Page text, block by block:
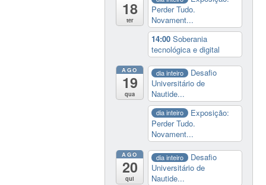
18
ter
Perder Tudo.
Novament...
14:00Soberania
tecnológica e digital
AGO
19
qua
dia inteiro
Desafio
Universitário de
Nautide...
dia inteiro
Exposição:
Perder Tudo.
Novament...
AGO
20
qui
dia inteiro
Desafio
Universitário de
Nautide...